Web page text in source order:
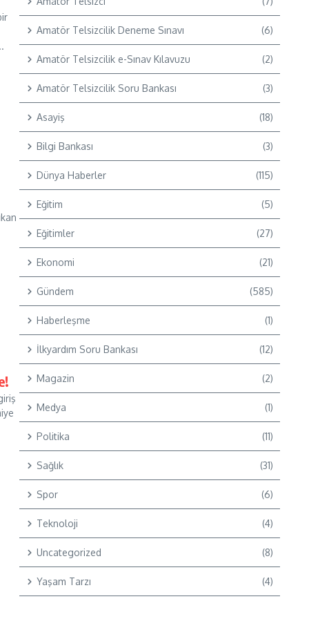
Amatör Telsizcilik Deneme Sınavı (6)
Amatör Telsizcilik e-Sınav Kılavuzu (2)
Amatör Telsizcilik Soru Bankası (3)
Asayiş (18)
Bilgi Bankası (3)
Dünya Haberler (115)
Eğitim (5)
Eğitimler (27)
Ekonomi (21)
Gündem (585)
Haberleşme (1)
İlkyardım Soru Bankası (12)
Magazin (2)
Medya (1)
Politika (11)
Sağlık (31)
Spor (6)
Teknoloji (4)
Uncategorized (8)
Yaşam Tarzı (4)